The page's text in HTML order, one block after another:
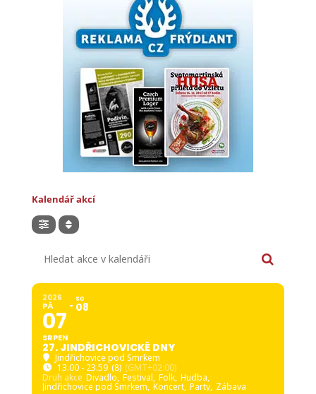
Kalendář akcí
2026
PÁ
07
SRPEN
SO
08
27. JINDŘICHOVICKÉ DNY
Jindřichovice pod Smrkem
13.00 - 23.59 (8) (GMT+02:00)
Druh akce Divadlo, Festival, Folk, Hudba,
Jindřichovice pod Smrkem, Koncert, Party, Zábava